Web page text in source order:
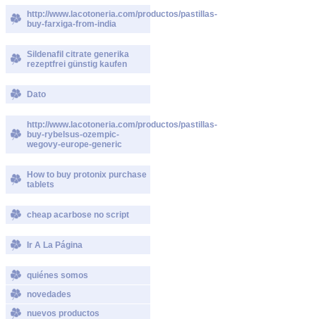
http://www.lacotoneria.com/productos/pastillas-
buy-farxiga-from-india
Sildenafil citrate generika
rezeptfrei günstig kaufen
Dato
http://www.lacotoneria.com/productos/pastillas-
buy-rybelsus-ozempic-
wegovy-europe-generic
How to buy protonix purchase
tablets
cheap acarbose no script
Ir A La Página
quiénes somos
novedades
nuevos productos